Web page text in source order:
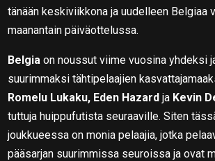
tänään keskiviikkona ja uudelleen Belgiaa
maanantain päiväottelussa.
Belgia on noussut viime vuosina yhdeksi
suurimmaksi tähtipelaajien
Romelu Lukaku, Eden Hazard ja Kevin
tuttuja huippufutista seuraaville. Siten
joukkueessa on monia pelaajia, jotka
pääsarjan suurimmissa seuroissa ja ovat